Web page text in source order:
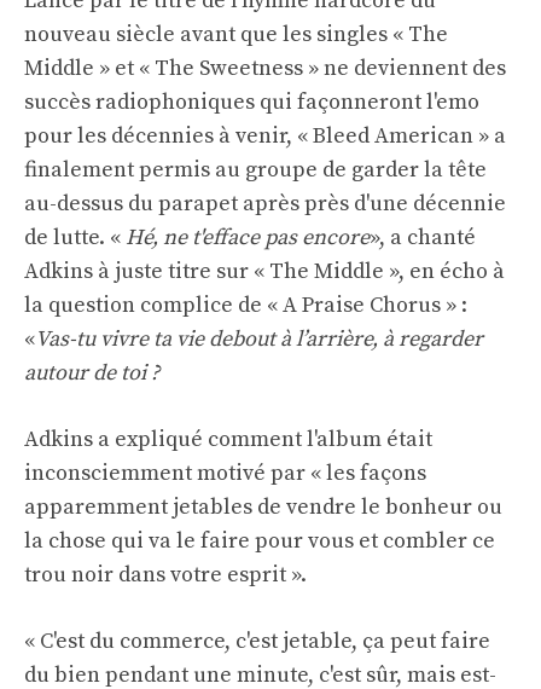
nouveau siècle avant que les singles « The
Middle » et « The Sweetness » ne deviennent des
succès radiophoniques qui façonneront l'emo
pour les décennies à venir, « Bleed American » a
finalement permis au groupe de garder la tête
au-dessus du parapet après près d'une décennie
de lutte. « Hé, ne t'efface pas encore», a chanté
Adkins à juste titre sur « The Middle », en écho à
la question complice de « A Praise Chorus » :
«Vas-tu vivre ta vie debout à l’arrière, à regarder
autour de toi ?
Adkins a expliqué comment l'album était
inconsciemment motivé par « les façons
apparemment jetables de vendre le bonheur ou
la chose qui va le faire pour vous et combler ce
trou noir dans votre esprit ».
« C'est du commerce, c'est jetable, ça peut faire
du bien pendant une minute, c'est sûr, mais est-